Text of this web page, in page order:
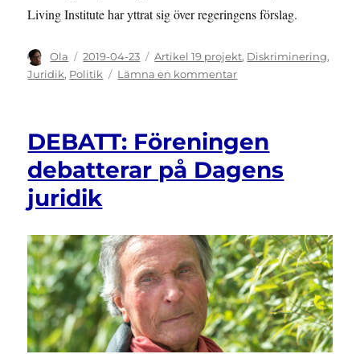
Living Institute har yttrat sig över regeringens förslag.
Författare
Ola
Publicerat
den
2019-04-23 Kategorier
Artikel 19 projekt, Diskriminering,
Juridik, Politik Lämna en kommentartill
om
personlig
assistans
sondmatning
missar
kärnfrågan
DEBATT: Föreningen
debatterar på Dagens
juridik